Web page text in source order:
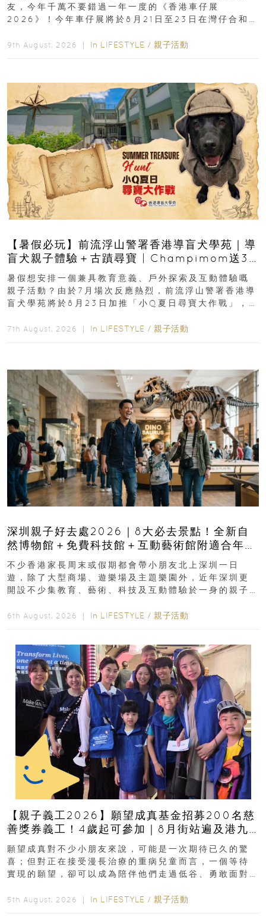
友，今年千萬不要錯過一年一度的《香港車仔展
2026》！今年車仔展將於8月21日至23日在灣仔合和酒
9th August, 2026 ｜ In LIFESTYLE / 親子活動
【暑假必玩】前流浮山警署香港導盲犬學苑｜導
盲犬親子體驗＋古蹟尋寶 | Champimom送3
組免費名額
暑假想安排一個兼具教育意義、戶外探索及互動體驗嘅
親子活動？由於7月場次反應熱烈，前流浮山警署香港導
盲犬學苑將於8月23日加推「小Q夏日尋寶大作戰」，家
7th August, 2026 ｜ In LIFESTYLE / 親子活動
深圳親子好去處2026｜8大必去景點！全新自
然博物館＋免費科技館＋互動藝術館附適合年
齡、交通、門票、開放時間
不少香港家長周末或假期都會帶小朋友北上深圳一日
遊，除了大型商場、遊樂場及主題樂園外，近年深圳更
開設不少集教育、藝術、科技及互動體驗於一身的親子
6th August, 2026 ｜ In LIFESTYLE / 親子活動
【親子義工2026】願望成真基金招募200名慈
善獎券義工！4歲起可參加｜8月街站遍及港九
新界
願望成真對不少小朋友來說，可能是一次期待已久的驚
喜；但對正在接受漫長治療的重病兒童而言，一個等待
實現的願望，卻可以成為陪伴他們走過低谷、勇敢面對
5th August, 2026 ｜ In LIFESTYLE / 親子活動